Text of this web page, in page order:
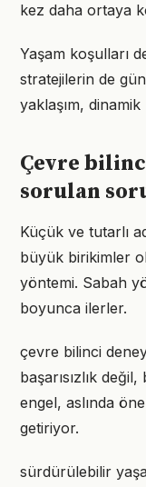
kez daha ortaya
Yaşam koşulları
stratejilerin de
yaklaşım,
Çevre
sorulan
Küçük ve tutarlı
büyük birikimler
yöntemi. Sabah
boyunca ilerler.
çevre bilinci
başarısızlık
engel, aslında
getiriyor.
sürdürülebilir